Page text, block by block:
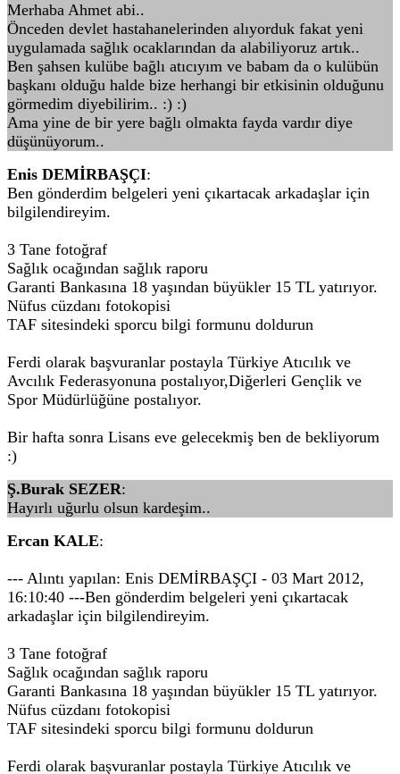
Merhaba Ahmet abi..
Önceden devlet hastahanelerinden alıyorduk fakat yeni
uygulamada sağlık ocaklarından da alabiliyoruz artık..
Ben şahsen kulübe bağlı atıcıyım ve babam da o kulübün
başkanı olduğu halde bize herhangi bir etkisinin olduğunu
görmedim diyebilirim.. :) :)
Ama yine de bir yere bağlı olmakta fayda vardır diye
düşünüyorum..
Enis DEMİRBAŞÇI:
Ben gönderdim belgeleri yeni çıkartacak arkadaşlar için
bilgilendireyim.
3 Tane fotoğraf
Sağlık ocağından sağlık raporu
Garanti Bankasına 18 yaşından büyükler 15 TL yatırıyor.
Nüfus cüzdanı fotokopisi
TAF sitesindeki sporcu bilgi formunu doldurun
Ferdi olarak başvuranlar postayla Türkiye Atıcılık ve
Avcılık Federasyonuna postalıyor,Diğerleri Gençlik ve
Spor Müdürlüğüne postalıyor.
Bir hafta sonra Lisans eve gelecekmiş ben de bekliyorum
:)
Ş.Burak SEZER:
Hayırlı uğurlu olsun kardeşim..
Ercan KALE:
--- Alıntı yapılan: Enis DEMİRBAŞÇI - 03 Mart 2012,
16:10:40 ---Ben gönderdim belgeleri yeni çıkartacak
arkadaşlar için bilgilendireyim.
3 Tane fotoğraf
Sağlık ocağından sağlık raporu
Garanti Bankasına 18 yaşından büyükler 15 TL yatırıyor.
Nüfus cüzdanı fotokopisi
TAF sitesindeki sporcu bilgi formunu doldurun
Ferdi olarak başvuranlar postayla Türkiye Atıcılık ve